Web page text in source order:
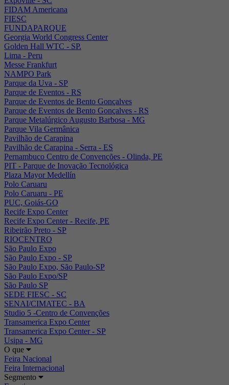
FIDAM Americana
FIESC
FUNDAPARQUE
Georgia World Congress Center
Golden Hall WTC - SP.
Lima - Peru
Messe Frankfurt
NAMPO Park
Parque da Uva - SP
Parque de Eventos - RS
Parque de Eventos de Bento Gonçalves
Parque de Eventos de Bento Gonçalves - RS
Parque Metalúrgico Augusto Barbosa - MG
Parque Vila Germânica
Pavilhão de Carapina
Pavilhão de Carapina - Serra - ES
Pernambuco Centro de Convenções - Olinda, PE
PIT - Parque de Inovação Tecnológica
Plaza Mayor Medellín
Polo Caruaru
Polo Caruaru - PE
PUC, Goiás-GO
Recife Expo Center
Recife Expo Center - Recife, PE
Ribeirão Preto - SP
RIOCENTRO
São Paulo Expo
São Paulo Expo - SP
São Paulo Expo, São Paulo-SP
São Paulo Expo/SP
São Paulo SP
SEDE FIESC - SC
SENAI/CIMATEC - BA
Studio 5 -Centro de Convenções
Transamerica Expo Center
Transamerica Expo Center - SP
Usipa - MG
O que
Feira Nacional
Feira Internacional
Segmento